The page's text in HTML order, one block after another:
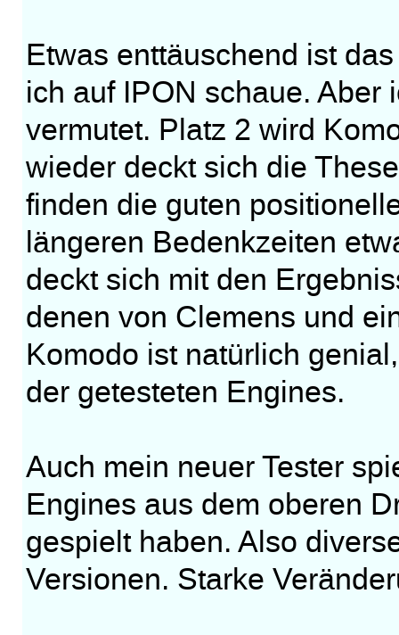
Etwas enttäuschend ist
ich auf IPON schaue.
vermutet. Platz 2 wird
wieder deckt sich die
finden die guten
längeren Bedenkzeiten
deckt sich mit den
denen von Clemens und
Komodo ist natürlich
der getesteten Engines.
Auch mein neuer Tester
Engines aus dem oberen
gespielt haben. Also
Versionen. Starke